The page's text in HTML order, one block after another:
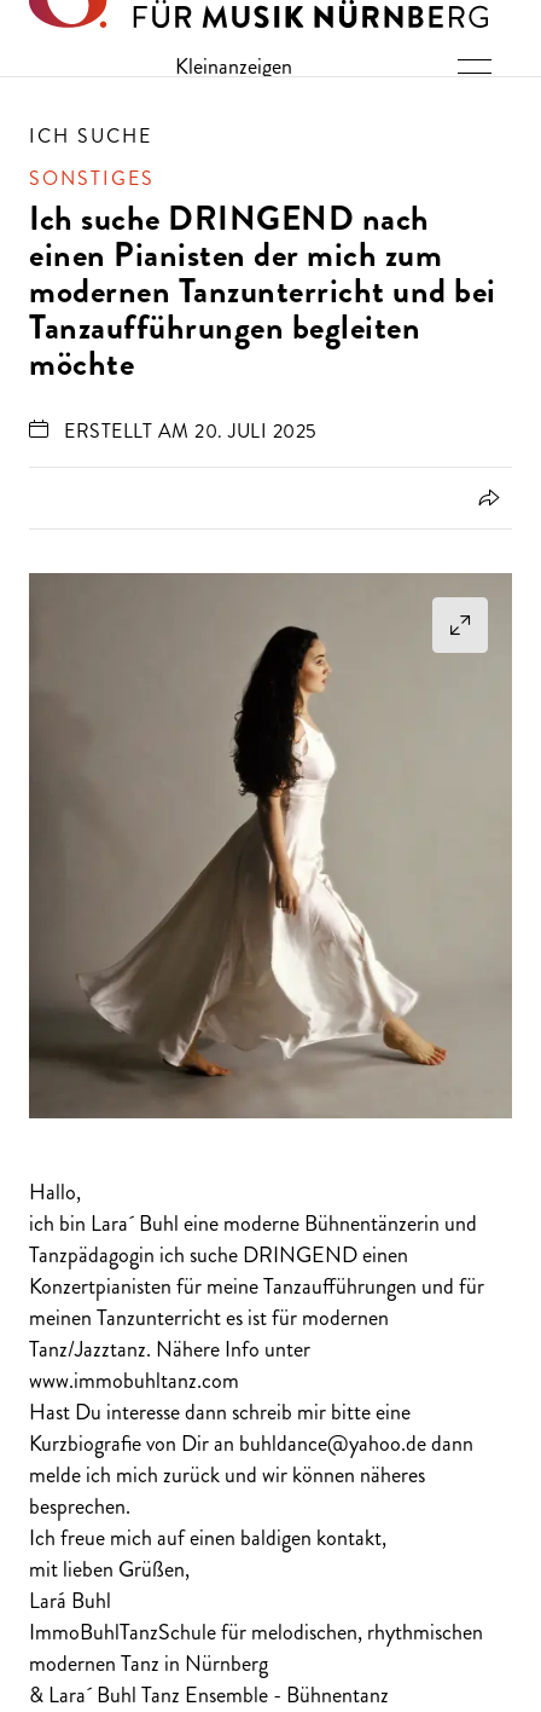
Direkt zu den Inhalten springen
Kleinanzeigen
ICH SUCHE
SONSTIGES
Ich suche DRINGEND nach
einen Pianisten der mich zum
modernen Tanzunterricht und bei
Tanzaufführungen begleiten
möchte
ERSTELLT AM 20. JULI 2025
Hallo,
ich bin Lara´ Buhl eine moderne Bühnentänzerin und
Tanzpädagogin ich suche DRINGEND einen
Konzertpianisten für meine Tanzaufführungen und für
meinen Tanzunterricht es ist für modernen
Tanz/Jazztanz. Nähere Info unter
www.immobuhltanz.com
Hast Du interesse dann schreib mir bitte eine
Kurzbiografie von Dir an buhldance@yahoo.de dann
melde ich mich zurück und wir können näheres
besprechen.
Ich freue mich auf einen baldigen kontakt,
mit lieben Grüßen,
Lará Buhl
ImmoBuhlTanzSchule für melodischen, rhythmischen
modernen Tanz in Nürnberg
& Lara´ Buhl Tanz Ensemble - Bühnentanz